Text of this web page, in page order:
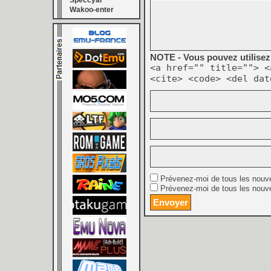
Wakoo-enter
NOTE - Vous pouvez
<a href="" title="">
<cite> <code> <del
Prévenez-moi de tous les
Prévenez-moi de tous les